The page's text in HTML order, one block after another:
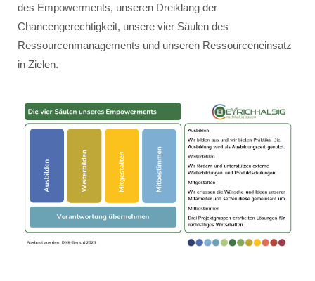
des Empowerments, unseren Dreiklang der
Chancengerechtigkeit, unsere vier Säulen des
Ressourcenmanagements und unseren Ressourceneinsatz
in Zielen.